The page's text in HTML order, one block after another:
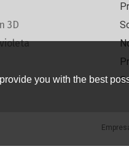
3D
you with the best